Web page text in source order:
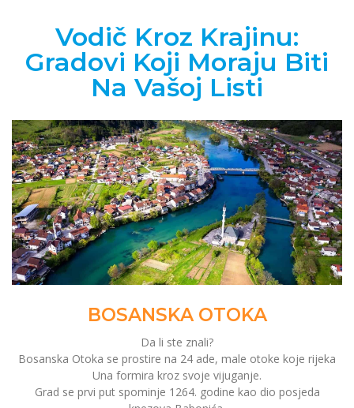
Vodič Kroz Krajinu:
Gradovi Koji Moraju Biti
Na Vašoj Listi
BOSANSKA OTOKA
Da li ste znali?
Bosanska Otoka se prostire na 24 ade, male otoke koje rijeka
Una formira kroz svoje vijuganje.
Grad se prvi put spominje 1264. godine kao dio posjeda